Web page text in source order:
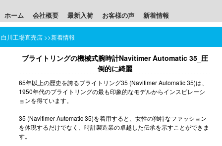
ホーム 会社概要 最新入荷 お客様の声 新着情報
白川工場直売店 >>新着情報
ブライトリングの機械式腕時計Navitimer Automatic 35_圧
倒的に綺麗
65年以上の歴史を誇るブライトリング35 (Navitimer Automatic 35)は、
1950年代のブライトリングの最も印象的なモデルからインスピレーシ
ョンを得ています。
35 (Navitimer Automatic 35)を着用すると、女性の独特なファッション
を体現するだけでなく、時計製造業の卓越した伝承を示すことができま
す。